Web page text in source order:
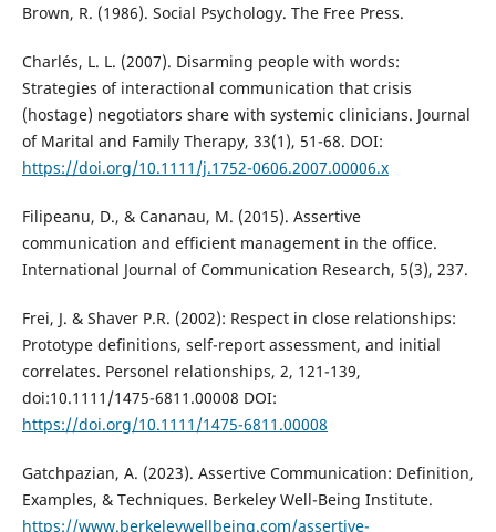
Brown, R. (1986). Social Psychology. The Free Press.
Charlés, L. L. (2007). Disarming people with words:
Strategies of interactional communication that crisis
(hostage) negotiators share with systemic clinicians. Journal
of Marital and Family Therapy, 33(1), 51-68. DOI:
https://doi.org/10.1111/j.1752-0606.2007.00006.x
Filipeanu, D., & Cananau, M. (2015). Assertive
communication and efficient management in the office.
International Journal of Communication Research, 5(3), 237.
Frei, J. & Shaver P.R. (2002): Respect in close relationships:
Prototype definitions, self-report assessment, and initial
correlates. Personel relationships, 2, 121-139,
doi:10.1111/1475-6811.00008 DOI:
https://doi.org/10.1111/1475-6811.00008
Gatchpazian, A. (2023). Assertive Communication: Definition,
Examples, & Techniques. Berkeley Well-Being Institute.
https://www.berkeleywellbeing.com/assertive-